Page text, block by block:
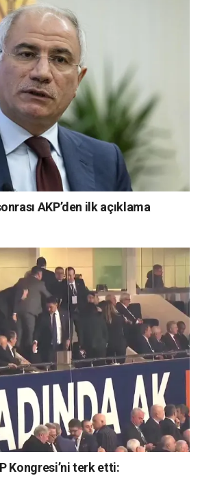
AKP’den ilk açıklama
Kongresi’ni terk etti: